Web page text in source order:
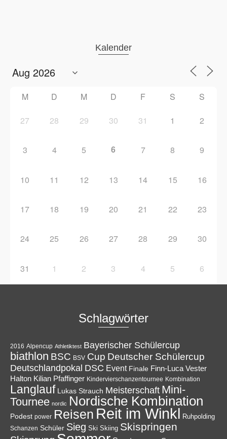
Kalender
M D M D F S S
27 28 29 30 31 1 2
3 4 5 6 7 8 9
10 11 12 13 14 15 16
17 18 19 20 21 22 23
24 25 26 27 28 29 30
31 1 2 3 4 5 6
Schlagwörter
2016 Alpencup Athletiktest Bayerischer Schülercup
biathlon BSC BSV Cup Deutscher Schülercup
Deutschlandpokal DSC Event Finale Finn-Luca Vester
Halton Kilian Pfaffinger Kindervierschanzentournee Kombination
Langlauf Lukas Strauch Meisterschaft Mini-
Tournee nordic Nordische Kombination
Podest power Reisen Reit im Winkl Ruhpolding
Schanzen Schüler Sieg Ski Skiing Skispringen